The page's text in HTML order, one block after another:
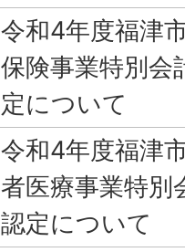
令和4年度福津
保険事業特別会
定について
令和4年度福津
者医療事業特別
認定について